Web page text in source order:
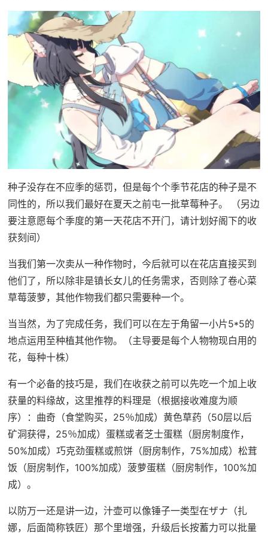
种子没存在不应季的惩罚，但是每个个季节花店的种子是不
同性的，所以我们最好在夏天之前屯一批草莓种子。 （另边
要注意愿每个季度的第一天花店不开门，请计划好阁下的收
获刻间）
当我们第一次卖从一种作物时，今后就可以在花店直接买到
他们了，所以除非是镇长女儿的任务需求，否则除了卷心菜
草莓菠萝，其他作物我们都只需要种一个。
当当然，为了完成任务，我们可以在左于角留一小片5*5的
地点运用至种植其他作物。（主导要是每个人物物现白用的
花，每种十株）
有一个必备的技巧是，我们在收获之前可以先吃一个加上收
获量的料缘故，这里推荐的料理是（根据接收难度为顺
序）：曲奇（食堂购买，25％加成）黄色草药（50层以后
矿洞获得，25％加成）蛋糕或者芝士蛋糕（厨房制度作，
50%加成）巧克劲蛋糕或煎饼（厨房制作，75%加成）松茸
饭（厨房制作，100%加成）菠萝蛋糕（厨房制作，100%加
成）。
以防万一还是讲一边，汁壶可以像锤子一类型在ザナ（扎
娜，后面简称铁匠）那个里增强，升级后长按蓄力可以批量